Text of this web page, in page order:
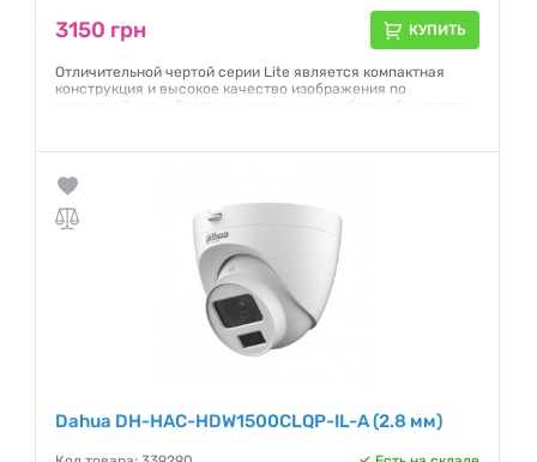
3150 грн КУПИТЬ
Отличительной чертой серии Lite является компактная
конструкция и высокое качество изображения по
доступной цене. Доступны различные выборы объективов,
переключаются HD/SD. Простая модернизация аналоговой
системы до разрешения Full HD / HD720р на существующей
кабельной инфраструктуре.
Гарантия:
Dahua DH-HAC-HDW1500CLQP-IL-A (2.8 мм)